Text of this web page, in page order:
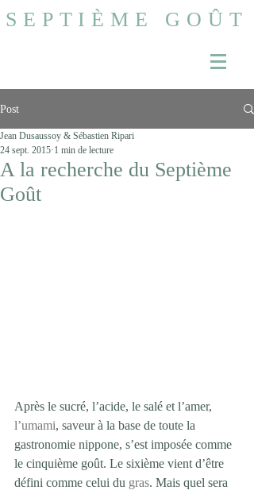
SEPTIÈME GOÛT
Post
A la recherche du Septième
Goût
Jean Dusaussoy & Sébastien Ripari
24 sept. 2015 1 min de lecture
Après le sucré, l’acide, le salé et l’amer,
l’umami, saveur à la base de toute la
gastronomie nippone, s’est imposée comme
le cinquième goût. Le sixième vient d’être
défini comme celui du gras. Mais quel sera